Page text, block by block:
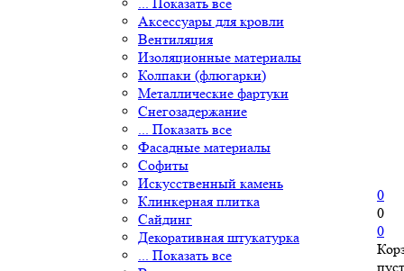
Аксессуары для кровли
Вентиляция
Изоляционные материалы
Колпаки (флюгарки)
Металлические фартуки
Снегозадержание
... Показать все
Фасадные материалы
Софиты
Искусственный камень
Клинкерная плитка
Сайдинг
Декоративная штукатурка
... Показать все
0
0
0